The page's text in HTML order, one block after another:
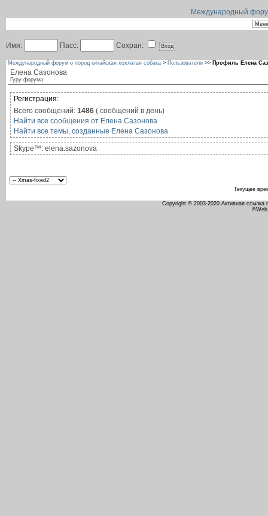
Международный
Имя: Пасс: Сохран:
Международный форум о пород китайская хохлатая собака > Пользователи >> Профиль Елена
Елена Сазонова
Гуру форума
Регистрация:
Всего сообщений: 1486 ( сообщений в день)
Найти все сообщения от Елена Сазонова
Найти все темы, созданные Елена Сазонова
Skype™: elena.sazonova
Текущее
Copyright © 2003-2020 Активная ссылка